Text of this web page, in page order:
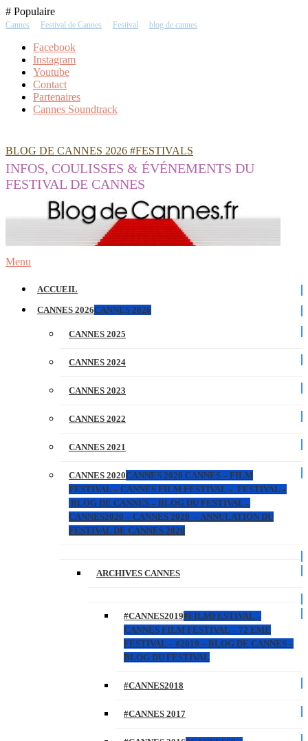
Skip
To
# Populaire
Cannes Festival de Cannes Festival blog de cannes
Facebook
Instagram
Youtube
Contact
Partenaires
Cannes Soundtrack
BLOG DE CANNES 2026 #FESTIVALS
INFOS, COULISSES & ÉVÉNEMENTS DU
FESTIVAL DE CANNES
Menu
ACCUEIL
CANNES 2026CANNES 2026
CANNES 2025
CANNES 2024
CANNES 2023
CANNES 2022
CANNES 2021
CANNES 2020CANNES 2020 CANNES – FILM
FESTIVAL – CANNES FILM FESTIVAL – FESTIVAL –
BLOG DE CANNES – BLOG DU FESTIVAL –
CANNES2020 – CANNES 2020 – ANNULATION DU
FESTIVAL DE CANNES 2020
ARCHIVES CANNES
#CANNES2019#FILMFESTIVAL –
CANNES FILM FESTIVAL – 72 EME
FESTIVAL – #2019 – BLOG DE CANNES –
BLOG DU FESTIVAL
#CANNES2018
#CANNES 2017